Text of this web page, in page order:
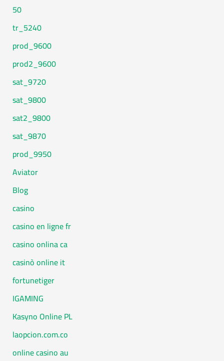
50
5240_tr
9600_prod
9600_prod2
9720_sat
9800_sat
9800_sat2
9870_sat
9950_prod
Aviator
Blog
casino
casino en ligne fr
casino onlina ca
casinò online it
fortunetiger
IGAMING
Kasyno Online PL
laopcion.com.co
online casino au